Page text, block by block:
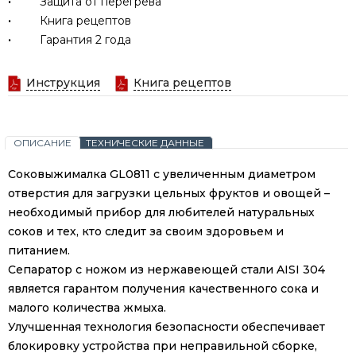
· Книга рецептов
·
Гарантия 2 года
Инструкция Книга рецептов
ОПИСАНИЕ ТЕХНИЧЕСКИЕ ДАННЫЕ
Соковыжималка GL0811 с увеличенным диаметром
отверстия для загрузки цельных фруктов и овощей –
необходимый прибор для любителей натуральных
соков и тех, кто следит за своим здоровьем и
питанием.
Сепаратор с ножом из нержавеющей стали AISI 304
является гарантом получения качественного сока и
малого количества жмыха.
Улучшенная технология безопасности обеспечивает
блокировку устройства при неправильной сборке,